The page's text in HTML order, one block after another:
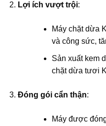
Lợi ích vượt trội:
Máy chặt dừa
và công sức,
Sản xuất kem
chặt dừa tươi
Đóng gói cẩn thận:
Máy được